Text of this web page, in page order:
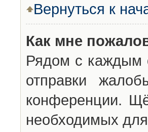
Вернуться к
Как мне
Рядом с каждым
отправки
конференции.
необходимых